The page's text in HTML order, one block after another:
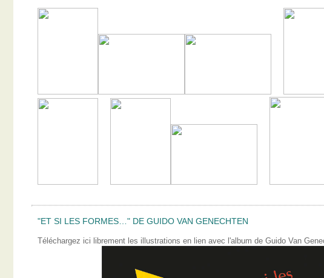
"ET SI LES FORMES…" DE GUIDO VAN GENECHTEN
Téléchargez ici librement les illustrations en lien avec l'album de Guido Van